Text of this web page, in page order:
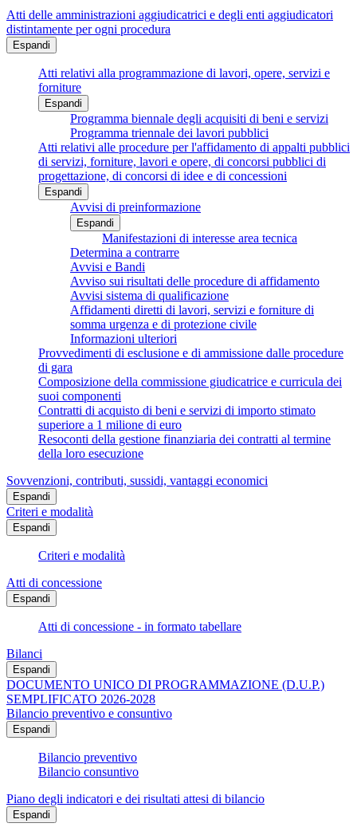
Atti delle amministrazioni aggiudicatrici e degli enti aggiudicatori
distintamente per ogni procedura
Espandi
Atti relativi alla programmazione di lavori, opere, servizi e
forniture
Espandi
Programma biennale degli acquisiti di beni e servizi
Programma triennale dei lavori pubblici
Atti relativi alle procedure per l'affidamento di appalti pubblici
di servizi, forniture, lavori e opere, di concorsi pubblici di
progettazione, di concorsi di idee e di concessioni
Espandi
Avvisi di preinformazione
Espandi
Manifestazioni di interesse area tecnica
Determina a contrarre
Avvisi e Bandi
Avviso sui risultati delle procedure di affidamento
Avvisi sistema di qualificazione
Affidamenti diretti di lavori, servizi e forniture di
somma urgenza e di protezione civile
Informazioni ulteriori
Provvedimenti di esclusione e di ammissione dalle procedure
di gara
Composizione della commissione giudicatrice e curricula dei
suoi componenti
Contratti di acquisto di beni e servizi di importo stimato
superiore a 1 milione di euro
Resoconti della gestione finanziaria dei contratti al termine
della loro esecuzione
Sovvenzioni, contributi, sussidi, vantaggi economici
Espandi
Criteri e modalità
Espandi
Criteri e modalità
Atti di concessione
Espandi
Atti di concessione - in formato tabellare
Bilanci
Espandi
DOCUMENTO UNICO DI PROGRAMMAZIONE (D.U.P.)
SEMPLIFICATO 2026-2028
Bilancio preventivo e consuntivo
Espandi
Bilancio preventivo
Bilancio consuntivo
Piano degli indicatori e dei risultati attesi di bilancio
Espandi